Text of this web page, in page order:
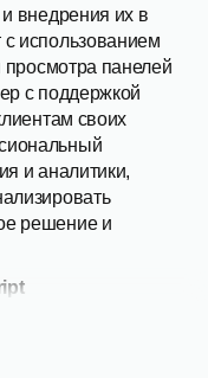
внедрения их в
использованием
панелей
с поддержкой
своих
и аналитики,
решение и
инструмент